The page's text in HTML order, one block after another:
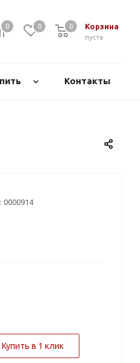
0 0 Корзина
пуста
0
Контакты
0000914
Купить в 1 клик